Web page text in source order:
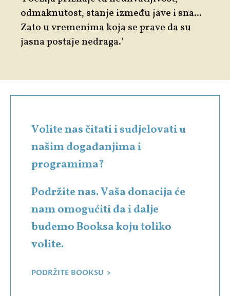
odmaknutost, stanje između jave i sna...
Zato u vremenima koja se prave da su
jasna postaje nedraga.'
Volite nas čitati i sudjelovati u
našim događanjima i
programima?
Podržite nas. Vaša donacija će
nam omogućiti da i dalje
budemo Booksa koju toliko
volite.
PODRŽITE BOOKSU >